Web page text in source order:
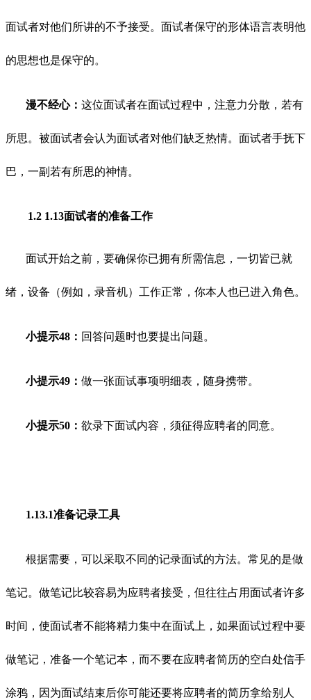
面试者对他们所讲的不予接受。面试者保守的形体语言表明他
的思想也是保守的。
漫不经心： 这位面试者在面试过程中，注意力分散，若有
所思。被面试者会认为面试者对他们缺乏热情。面试者手抚下
巴，一副若有所思的神情。
1.2 1.13面试者的准备工作
面试开始之前，要确保你已拥有所需信息，一切皆已就
绪，设备（例如，录音机）工作正常，你本人也已进入角色。
小提示48： 回答问题时也要提出问题。
小提示49： 做一张面试事项明细表，随身携带。
小提示50： 欲录下面试内容，须征得应聘者的同意。
1.13.1准备记录工具
根据需要，可以采取不同的记录面试的方法。常见的是做
笔记。做笔记比较容易为应聘者接受，但往往占用面试者许多
时间，使面试者不能将精力集中在面试上，如果面试过程中要
做笔记，准备一个笔记本，而不要在应聘者简历的空白处信手
涂鸦，因为面试结束后你可能还要将应聘者的简历拿给别人